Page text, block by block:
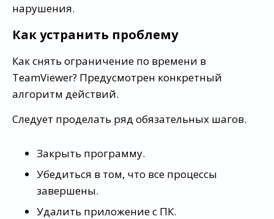
нарушения.
Как устранить проблему
Как снять ограничение по времени в
TeamViewer? Предусмотрен конкретный
алгоритм действий.
Следует проделать ряд обязательных шагов.
Закрыть программу.
Убедиться в том, что все процессы
завершены.
Удалить приложение с ПК.